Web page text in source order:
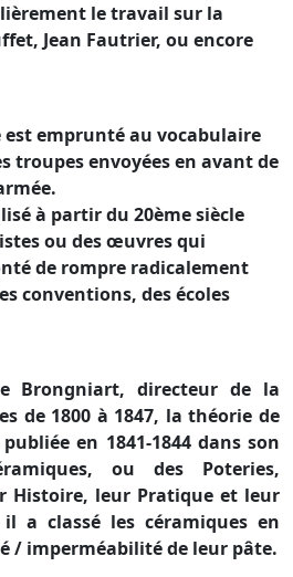
le travail sur la
Jean Fautrier, ou encore
est emprunté au vocabulaire
troupes envoyées en avant de
à partir du 20ème siècle
ou des œuvres qui
de rompre radicalement
conventions, des écoles
Brongniart, directeur de la
de 1800 à 1847, la théorie de
en 1841-1844 dans son
ou des Poteries,
Histoire, leur Pratique et leur
a classé les céramiques en
/ imperméabilité de leur pâte.